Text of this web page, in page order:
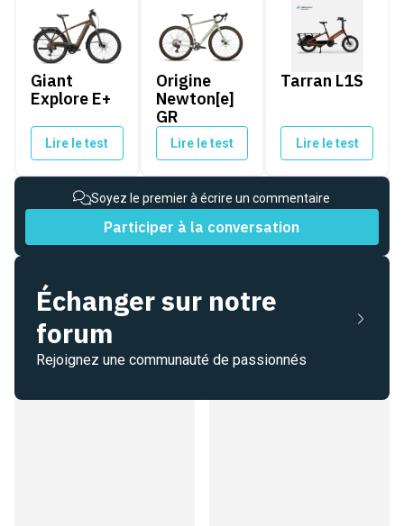
Giant Explore E+
Giant
Explore E+
Lire le test
Origine Newton[e] GR
Origine
Newton[e]
GR
Lire le test
Tarran L1S
Tarran L1S
Lire le test
Soyez le premier à écrire un commentaire
Participer à la conversation
Échanger sur notre
forum
Rejoignez une communauté de passionnés